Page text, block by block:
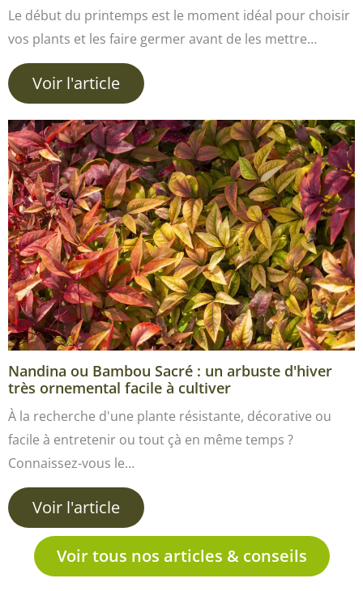
Le début du printemps est le moment idéal pour choisir
vos plants et les faire germer avant de les mettre…
Voir l'article
Nandina ou Bambou Sacré : un arbuste d'hiver
très ornemental facile à cultiver
À la recherche d'une plante résistante, décorative ou
facile à entretenir ou tout çà en même temps ?
Connaissez-vous le…
Voir l'article
Voir tous nos articles & conseils